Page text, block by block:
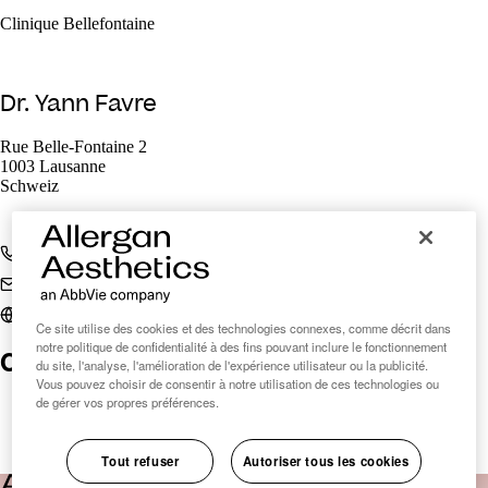
Clinique Bellefontaine
Dr. Yann Favre
Rue Belle-Fontaine 2
1003 Lausanne
Schweiz
+41 21 601 33 33
info@belle-fontaine.ch
Clinic Finder Suisse
Ce site utilise des cookies et des technologies connexes, comme décrit dans
notre politique de confidentialité à des fins pouvant inclure le fonctionnement
du site, l'analyse, l'amélioration de l'expérience utilisateur ou la publicité.
Vous pouvez choisir de consentir à notre utilisation de ces technologies ou
de gérer vos propres préférences.
Tout refuser Autoriser tous les cookies